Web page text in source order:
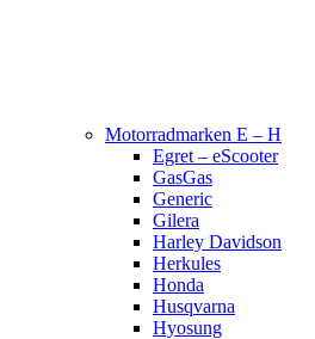
Motorradmarken E – H
Egret – eScooter
GasGas
Generic
Gilera
Harley Davidson
Herkules
Honda
Husqvarna
Hyosung